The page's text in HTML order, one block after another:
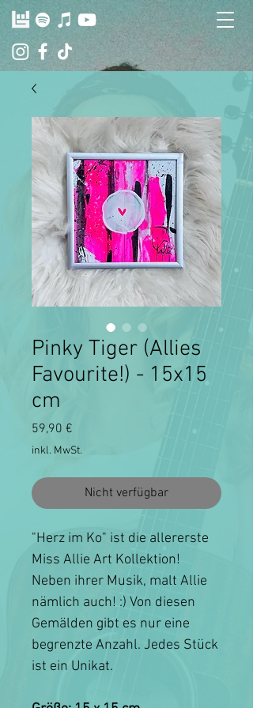
Pinky Tiger (Allies
Favourite!) - 15x15
cm
59,90 €
inkl. MwSt.
Nicht verfügbar
"Herz im Ko" ist die allererste
Miss Allie Art Kollektion!
Neben ihrer Musik, malt Allie
nämlich auch! :) Von diesen
Gemälden gibt es nur eine
begrenzte Anzahl. Jedes Stück
ist ein Unikat.